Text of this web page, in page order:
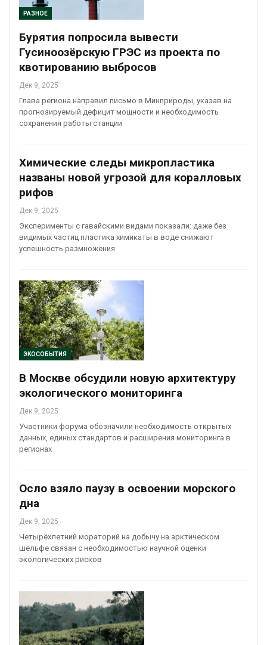
РАЗНОЕ
Бурятия попросила вывести
Гусиноозёрскую ГРЭС из проекта по
квотированию выбросов
Дек 9, 2025
Глава региона направил письмо в Минприроды, указав на
прогнозируемый дефицит мощности и необходимость
сохранения работы станции
Химические следы микропластика
названы новой угрозой для коралловых
рифов
Дек 9, 2025
Эксперименты с гавайскими видами показали: даже без
видимых частиц пластика химикаты в воде снижают
успешность размножения
ЭКОСОБЫТИЯ
В Москве обсудили новую архитектуру
экологического мониторинга
Дек 9, 2025
Участники форума обозначили необходимость открытых
данных, единых стандартов и расширения мониторинга в
регионах
Осло взяло паузу в освоении морского
дна
Дек 9, 2025
Четырёхлетний мораторий на добычу на арктическом
шельфе связан с необходимостью научной оценки
экологических рисков